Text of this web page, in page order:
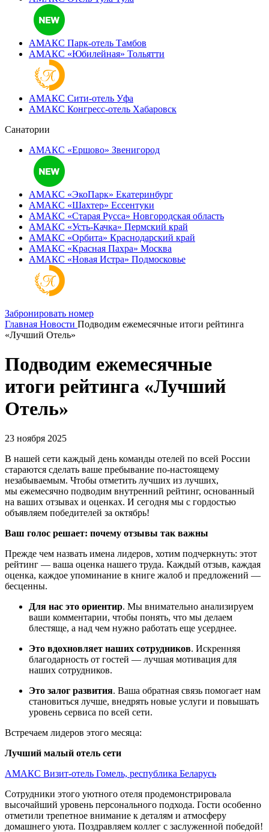
АМАКС Парк-отель Тамбов
АМАКС «‎Юбилейная» Тольятти
АМАКС Сити-отель Уфа
АМАКС Конгресс-отель Хабаровск
Санатории
АМАКС «Ершово» Звенигород
АМАКС «ЭкоПарк» Екатеринбург
АМАКС «‎Шахтер» Ессентуки
АМАКС «‎Старая Русса» Новгородская область
АМАКС «‎Усть-Качка» Пермский край
АМАКС «‎Орбита» Краснодарский край
АМАКС «‎Красная Пахра» Москва
АМАКС «‎Новая Истра» Подмосковье
Забронировать номер
Главная Новости Подводим ежемесячные итоги рейтинга
«Лучший Отель»
Подводим ежемесячные
итоги рейтинга «Лучший
Отель»
23 ноября 2025
В нашей сети каждый день команды отелей по всей России
стараются сделать ваше пребывание по-настоящему
незабываемым. Чтобы отметить лучших из лучших,
мы ежемесячно подводим внутренний рейтинг, основанный
на ваших отзывах и оценках. И сегодня мы с гордостью
объявляем победителей за октябрь!
Ваш голос решает: почему отзывы так важны
Прежде чем назвать имена лидеров, хотим подчеркнуть: этот
рейтинг — ваша оценка нашего труда. Каждый отзыв, каждая
оценка, каждое упоминание в книге жалоб и предложений —
бесценны.
Для нас это ориентир. Мы внимательно анализируем
ваши комментарии, чтобы понять, что мы делаем
блестяще, а над чем нужно работать еще усерднее.
Это вдохновляет наших сотрудников. Искренняя
благодарность от гостей — лучшая мотивация для
наших сотрудников.
Это залог развития. Ваша обратная связь помогает нам
становиться лучше, внедрять новые услуги и повышать
уровень сервиса по всей сети.
Встречаем лидеров этого месяца:
Лучший малый отель сети
АМАКС Визит-отель Гомель, республика Беларусь
Сотрудники этого уютного отеля продемонстрировала
высочайший уровень персонального подхода. Гости особенно
отметили трепетное внимание к деталям и атмосферу
домашнего уюта. Поздравляем коллег с заслуженной победой!